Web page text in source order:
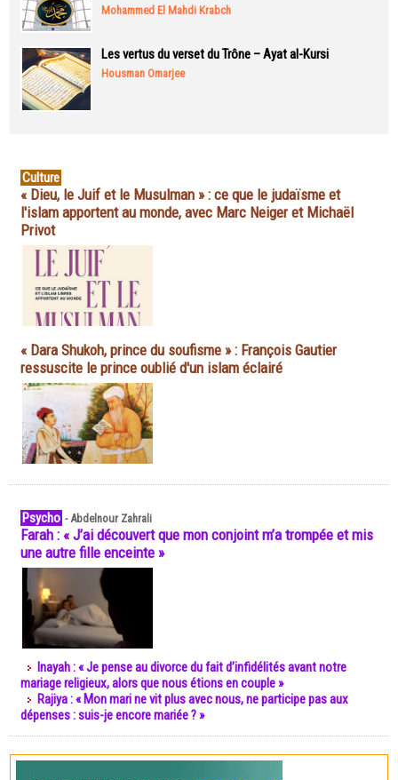
Mohammed El Mahdi Krabch
Les vertus du verset du Trône – Ayat al-Kursi
Housman Omarjee
Culture
« Dieu, le Juif et le Musulman » : ce que le judaïsme et
l'islam apportent au monde, avec Marc Neiger et Michaël
Privot
« Dara Shukoh, prince du soufisme » : François Gautier
ressuscite le prince oublié d'un islam éclairé
Psycho -Abdelnour Zahrali
Farah : « J’ai découvert que mon conjoint m’a trompée et mis
une autre fille enceinte »
Inayah : « Je pense au divorce du fait d’infidélités avant notre
mariage religieux, alors que nous étions en couple »
Rajiya : « Mon mari ne vit plus avec nous, ne participe pas aux
dépenses : suis-je encore mariée ? »